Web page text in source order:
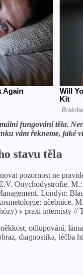
fungování těla.
vám řekneme, jaké
stavu těla
pozornost ne
Onychodystrofie.
Londýn:
učebnice.
v praxi internisty //
odlupování,
diagnostika,